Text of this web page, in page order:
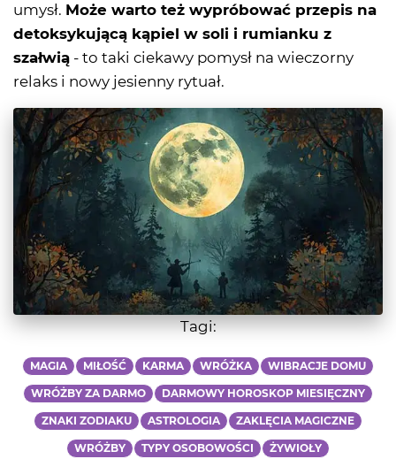
umysł. Może warto też wypróbować przepis na
detoksykującą kąpiel w soli i rumianku z
szałwią - to taki ciekawy pomysł na wieczorny
relaks i nowy jesienny rytuał.
Tagi:
MAGIA MIŁOŚĆ KARMA WRÓŻKA WIBRACJE DOMU
WRÓŻBY ZA DARMO DARMOWY HOROSKOP MIESIĘCZNY
ZNAKI ZODIAKU ASTROLOGIA ZAKLĘCIA MAGICZNE
WRÓŻBY TYPY OSOBOWOŚCI ŻYWIOŁY